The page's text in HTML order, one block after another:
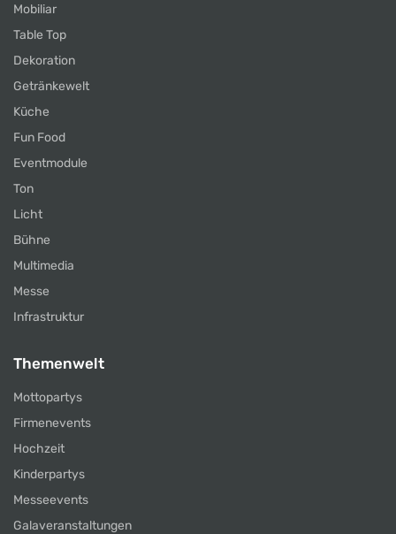
Mobiliar
Table Top
Dekoration
Getränkewelt
Küche
Fun Food
Eventmodule
Ton
Licht
Bühne
Multimedia
Messe
Infrastruktur
Themenwelt
Mottopartys
Firmenevents
Hochzeit
Kinderpartys
Messeevents
Galaveranstaltungen